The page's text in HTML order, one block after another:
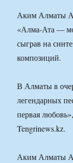
Аким Алматы
«Алма-Ата —
сыграв на
композиций.
В Алматы в
легендарных
первая
Tengrinews.kz.
Аким Алматы